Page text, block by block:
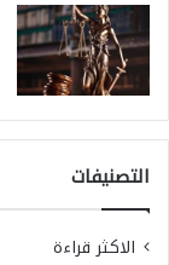
التصنيفات
الاكثر قراءة